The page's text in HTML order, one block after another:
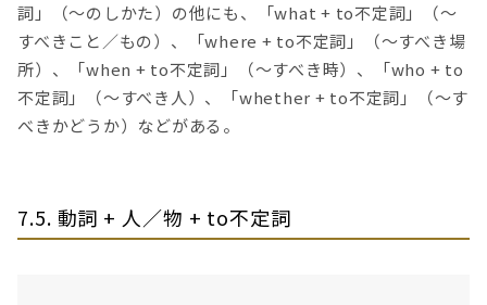
詞」（〜のしかた）の他にも、「what + to不定詞」（〜
すべきこと／もの）、「where + to不定詞」（〜すべき場
所）、「when + to不定詞」（〜すべき時）、「who + to
不定詞」（〜すべき人）、「whether + to不定詞」（〜す
べきかどうか）などがある。
7.5. 動詞 + 人／物 + to不定詞